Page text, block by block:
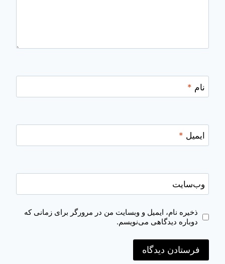
نام *
ایمیل *
وب‌سایت
ذخیره نام، ایمیل و وبسایت من در مرورگر برای زمانی که
دوباره دیدگاهی می‌نویسم.